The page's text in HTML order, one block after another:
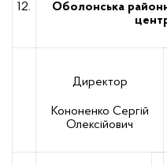
12.
Оболонська
Директор
Кононенко Сергій
Олексійович